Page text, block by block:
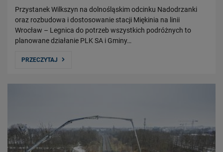
Przystanek Wilkszyn na dolnośląskim odcinku Nadodrzanki
oraz rozbudowa i dostosowanie stacji Miękinia na linii
Wrocław – Legnica do potrzeb wszystkich podróżnych to
planowane działanie PLK SA i Gminy…
PRZECZYTAJ